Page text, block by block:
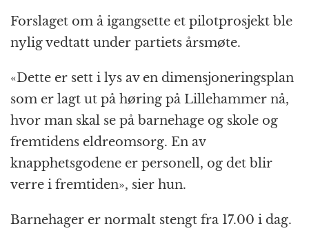
Forslaget om å igangsette et pilotprosjekt ble
nylig vedtatt under partiets årsmøte.
«Dette er sett i lys av en dimensjoneringsplan
som er lagt ut på høring på Lillehammer nå,
hvor man skal se på barnehage og skole og
fremtidens eldreomsorg. En av
knapphetsgodene er personell, og det blir
verre i fremtiden», sier hun.
Barnehager er normalt stengt fra 17.00 i dag.